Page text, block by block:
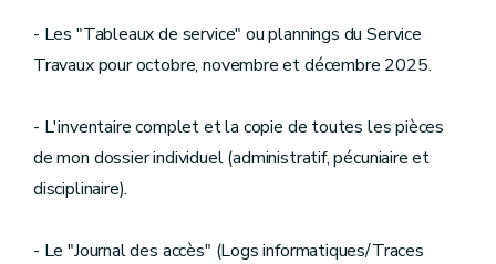
- Les "Tableaux de service" ou plannings du Service
Travaux pour octobre, novembre et décembre 2025.
- L'inventaire complet et la copie de toutes les pièces
de mon dossier individuel (administratif, pécuniaire et
disciplinaire).
- Le "Journal des accès" (Logs informatiques/Traces